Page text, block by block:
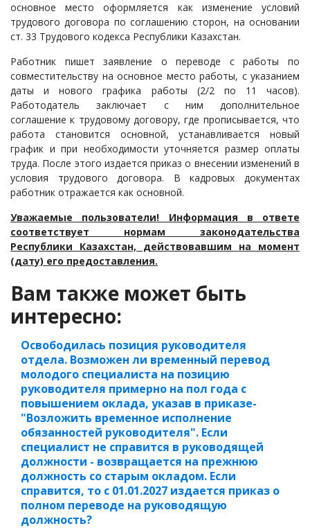
Ответы государственных органов
основное место оформляется как изменение условий
трудового договора по соглашению сторон, на основании
ст. 33 Трудового кодекса Республики Казахстан.
Работник пишет заявление о переводе с работы по
совместительству на основное место работы, с указанием
даты и нового графика работы (2/2 по 11 часов).
Работодатель заключает с ним дополнительное
соглашение к трудовому договору, где прописывается, что
работа становится основной, устанавливается новый
график и при необходимости уточняется размер оплаты
труда. После этого издается приказ о внесении изменений в
условия трудового договора. В кадровых документах
работник отражается как основной.
Уважаемые пользователи! Информация в ответе
соответствует нормам законодательства
Республики Казахстан, действовавшим на момент
(дату) его предоставления.
Вам также может быть
интересно:
Освободилась позиция руководителя
отдела. Возможен ли временный перевод
молодого специалиста на позицию
руководителя примерно на пол года с
повышением оклада, указав в приказе-
"Возложить временное исполнение
обязанностей руководителя". Если
специалист не справится в руководящей
должности - возвращается на прежнюю
должность со старым окладом. Если
справится, то с 01.01.2027 издается приказ о
полном переводе на руководящую
должность?